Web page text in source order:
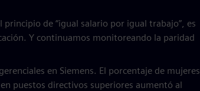
de “igual salario por igual trabajo”, es
Y continuamos monitoreando la paridad
en Siemens. El porcentaje de mujeres
puestos directivos superiores aumentó al